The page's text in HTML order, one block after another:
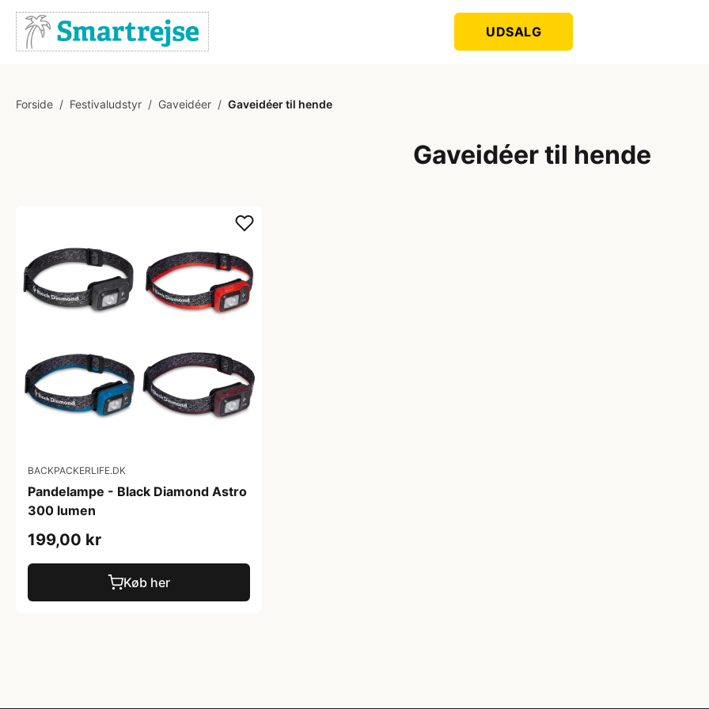
UDSALG
Forside / Festivaludstyr / Gaveidéer / Gaveidéer til hende
Gaveidéer til hende
BACKPACKERLIFE.DK
Pandelampe - Black Diamond Astro
300 lumen
199,00 kr
Køb her